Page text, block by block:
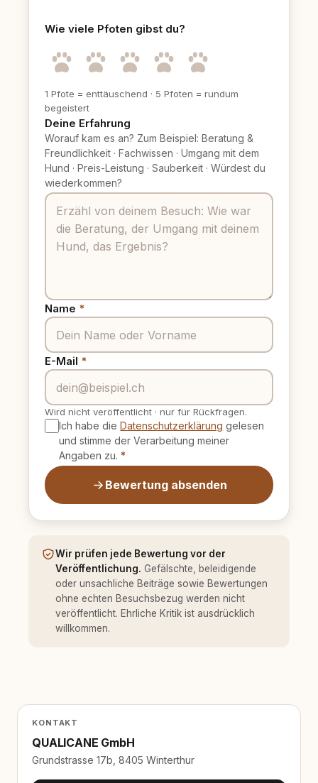
Wie viele Pfoten gibst du?
1 Pfote = enttäuschend · 5 Pfoten = rundum
begeistert
Deine Erfahrung
Worauf kam es an? Zum Beispiel: Beratung &
Freundlichkeit · Fachwissen · Umgang mit dem
Hund · Preis-Leistung · Sauberkeit · Würdest du
wiederkommen?
Name *
E-Mail *
Wird nicht veröffentlicht · nur für Rückfragen.
Ich habe dieDatenschutzerklärung gelesen
und stimme der Verarbeitung meiner
Angaben zu. *
Bewertung absenden
Wir prüfen jede Bewertung vor der
Veröffentlichung. Gefälschte, beleidigende
oder unsachliche Beiträge sowie Bewertungen
ohne echten Besuchsbezug werden nicht
veröffentlicht. Ehrliche Kritik ist ausdrücklich
willkommen.
KONTAKT
QUALICANE GmbH
Grundstrasse 17b, 8405 Winterthur